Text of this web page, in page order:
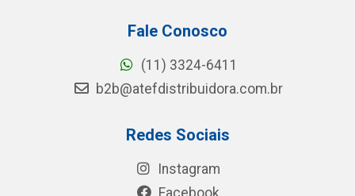
Fale Conosco
(11) 3324-6411
b2b@atefdistribuidora.com.br
Redes Sociais
Instagram
Facebook